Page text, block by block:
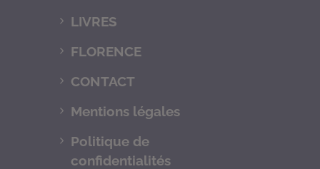
LIVRES
FLORENCE
CONTACT
Mentions légales
Politique de
confidentialités